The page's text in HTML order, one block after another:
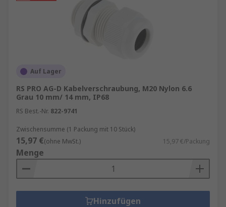
Auf Lager
RS PRO AG-D Kabelverschraubung, M20 Nylon 6.6
Grau 10 mm/ 14 mm, IP68
RS Best.-Nr. 822-9741
Zwischensumme (1 Packung mit 10 Stück)
15,97 €(ohne MwSt.) 15,97 €/Packung
Menge
Hinzufügen